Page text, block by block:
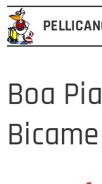
Boa